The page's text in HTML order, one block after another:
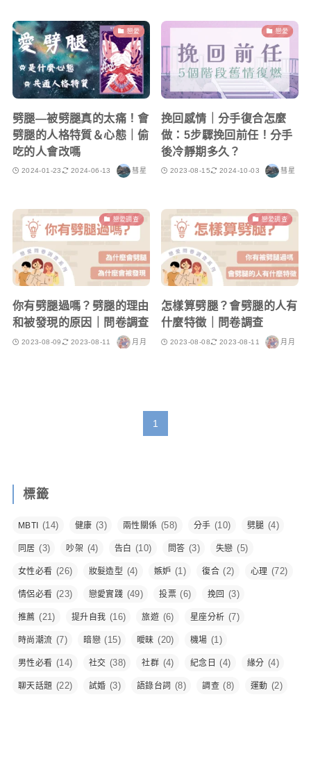
戀愛
劈腿—被劈腿真的太痛！會
劈腿的人格特質＆心態｜偷
吃的人會改嗎
2024-01-23 2024-06-13 彗星
戀愛
挽回感情｜分手復合怎麼
做：5步驟挽回前任！分手
後冷靜期多久？
2023-08-15 2024-10-03 彗星
戀愛調查
你有劈腿過嗎？劈腿的理由
和被發現的原因｜問卷調查
2023-08-09 2023-08-11 月月
戀愛調查
怎樣算劈腿？會劈腿的人有
什麼特徵｜問卷調查
2023-08-08 2023-08-11 月月
1
標籤
MBTI (14) 健康 (3) 兩性關係 (58) 分手 (10) 劈腿 (4)
同居 (3) 吵架 (4) 告白 (10) 問答 (3) 失戀 (5)
女性必看 (26) 妝髮造型 (4) 嫉妒 (1) 復合 (2) 心理 (72)
情侶必看 (23) 戀愛實踐 (49) 投票 (6) 挽回 (3)
推薦 (21) 提升自我 (16) 旅遊 (6) 星座分析 (7)
時尚潮流 (7) 暗戀 (15) 曖昧 (20) 機場 (1)
男性必看 (14) 社交 (38) 社群 (4) 紀念日 (4) 緣分 (4)
聊天話題 (22) 試婚 (3) 語錄台詞 (8) 調查 (8) 運動 (2)